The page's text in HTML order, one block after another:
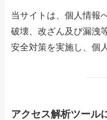
当サイトは、個人情報
破壊、改ざん及び漏洩
安全対策を実施し、個
アクセス解析ツール